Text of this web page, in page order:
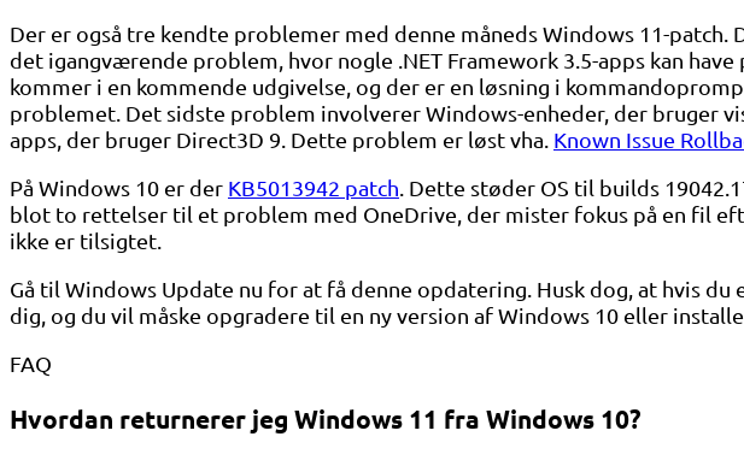
Der er også tre kendte problemer med denne måneds Windows 11-
det igangværende problem, hvor nogle .NET Framework 3.5-apps kan
kommer i en kommende udgivelse, og der er en løsning i
problemet. Det sidste problem involverer Windows-enheder, der bruger
apps, der bruger Direct3D 9. Dette problem er løst vha. Known Issue
På Windows 10 er der KB5013942 patch. Dette støder OS til builds
blot to rettelser til et problem med OneDrive, der mister fokus på en fil
ikke er tilsigtet.
Gå til Windows Update nu for at få denne opdatering. Husk dog, at hvis
dig, og du vil måske opgradere til en ny version af Windows 10 eller
FAQ
Hvordan returnerer jeg Windows 11 fra Windows 10?